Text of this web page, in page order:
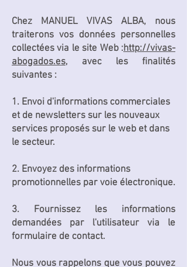
Chez MANUEL VIVAS ALBA, nous
traiterons vos données personnelles
collectées via le site Web :http://vivas-
abogados.es, avec les finalités
suivantes :
1. Envoi d'informations commerciales
et de newsletters sur les nouveaux
services proposés sur le web et dans
le secteur.
2. Envoyez des informations
promotionnelles par voie électronique.
3. Fournissez les informations
demandées par l'utilisateur via le
formulaire de contact.
Nous vous rappelons que vous pouvez